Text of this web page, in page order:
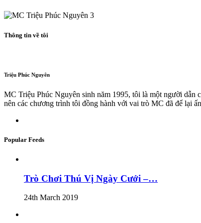
Thông tin về tôi
Triệu Phúc Nguyên
MC Triệu Phúc Nguyên sinh năm 1995, tôi là một người dẫn
nên các chương trình tôi đồng hành với vai trò MC đã để lại
Popular Feeds
Trò Chơi Thú Vị Ngày Cưới –…
24th March 2019